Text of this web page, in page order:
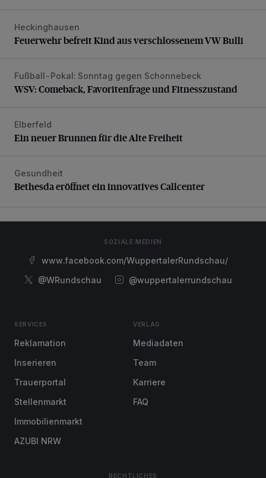
Feuerwehr befreit Kind aus verschlossenem VW Bulli
Heckinghausen
Feuerwehr befreit Kind aus verschlossenem VW Bulli
WSV: Comeback, Favoritenfrage und Fitnesszustand
Fußball-Pokal: Sonntag gegen Schonnebeck
WSV: Comeback, Favoritenfrage und Fitnesszustand
Ein neuer Brunnen für die Alte Freiheit
Elberfeld
Ein neuer Brunnen für die Alte Freiheit
Bethesda eröffnet ein innovatives Callcenter
Gesundheit
Bethesda eröffnet ein innovatives Callcenter
SOZIALE MEDIEN
www.facebook.com/WuppertalerRundschau/
@WRundschau
@wuppertalerrundschau
SERVICES
Reklamation
Inserieren
Trauerportal
Stellenmarkt
Immobilienmarkt
AZUBI NRW
VERLAG
Mediadaten
Team
Karriere
FAQ
RECHTLICHES